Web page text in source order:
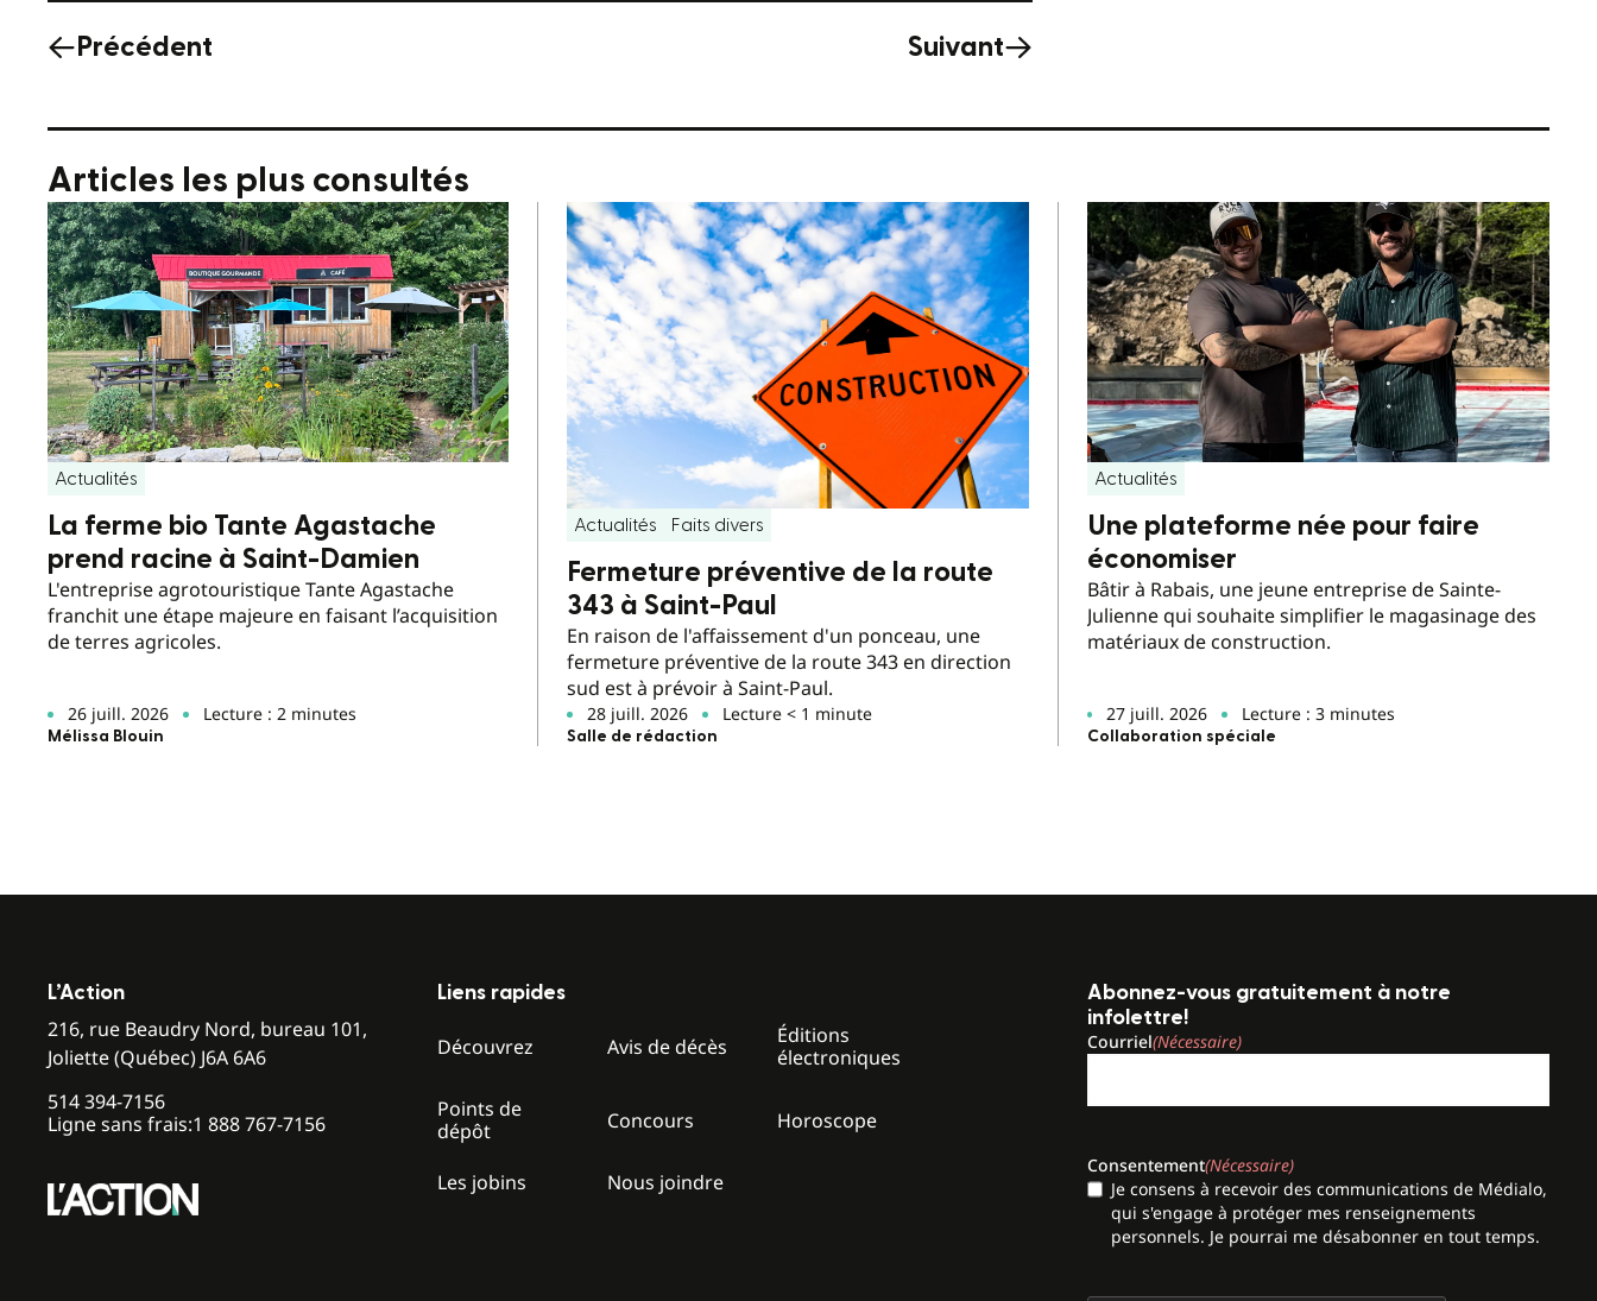
Précédent Suivant
Articles les plus consultés
Actualités
La ferme bio Tante Agastache
prend racine à Saint-Damien
L'entreprise agrotouristique Tante Agastache
franchit une étape majeure en faisant l’acquisition
de terres agricoles.
26 juill. 2026 Lecture : 2 minutes
Mélissa Blouin
Actualités Faits divers
Fermeture préventive de la route
343 à Saint-Paul
En raison de l'affaissement d'un ponceau, une
fermeture préventive de la route 343 en direction
sud est à prévoir à Saint-Paul.
28 juill. 2026 Lecture < 1 minute
Salle de rédaction
Actualités
Une plateforme née pour faire
économiser
Bâtir à Rabais, une jeune entreprise de Sainte-
Julienne qui souhaite simplifier le magasinage des
matériaux de construction.
27 juill. 2026 Lecture : 3 minutes
Collaboration spéciale
L’Action
216, rue Beaudry Nord, bureau 101,
Joliette (Québec) J6A 6A6
514 394-7156
Ligne sans frais:1 888 767-7156
Liens rapides
Découvrez Avis de décès
Éditions
électroniques
Points de
dépôt
Concours Horoscope
Les jobins Nous joindre
Abonnez-vous gratuitement à notre
infolettre!
Courriel(Nécessaire)
Consentement(Nécessaire)
Je consens à recevoir des communications de Médialo,
qui s'engage à protéger mes renseignements
personnels. Je pourrai me désabonner en tout temps.